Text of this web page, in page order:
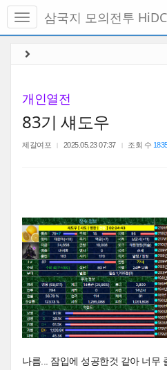
메
토
삼국지 모의전투
개인열전
83기 섀도우
제갈여포 2025.05.23 07:37 조회 수
나름... 잠입에 성공한것 같아 너무